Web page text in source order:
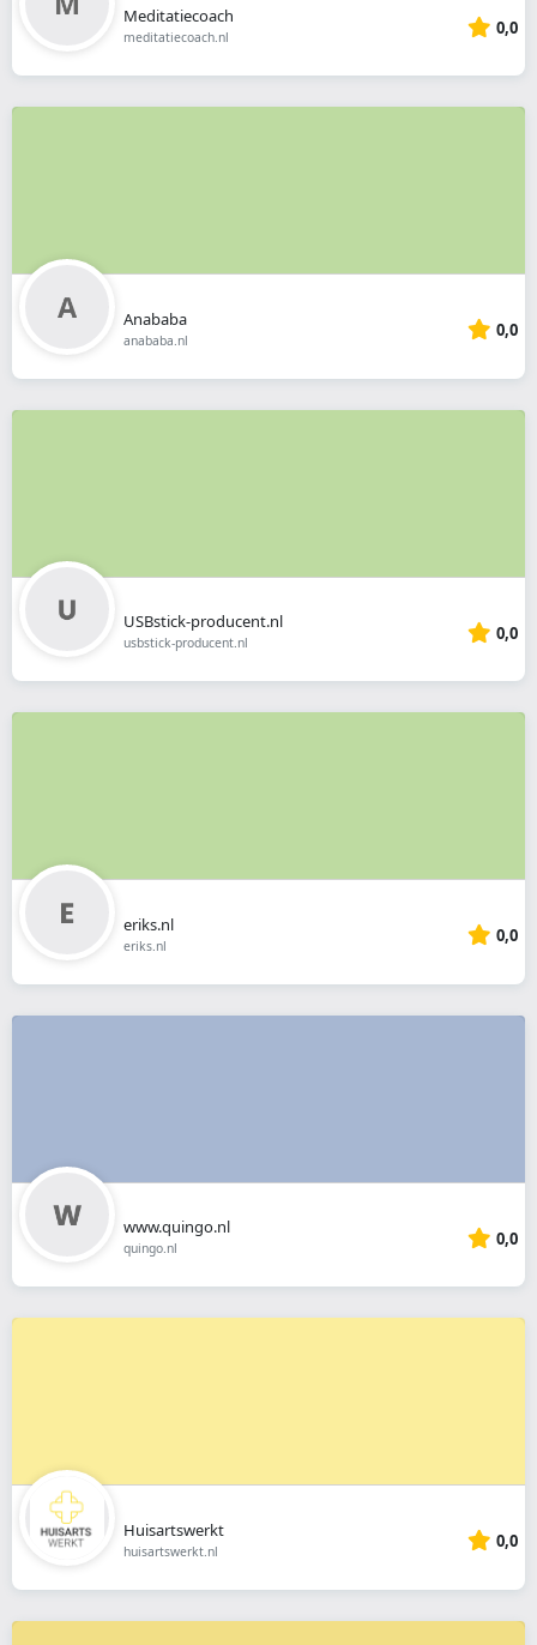
Meditatiecoach
meditatiecoach.nl 0,0
Anababa
anababa.nl 0,0
USBstick-producent.nl
usbstick-producent.nl 0,0
eriks.nl
eriks.nl 0,0
www.quingo.nl
quingo.nl 0,0
Huisartswerkt
huisartswerkt.nl 0,0